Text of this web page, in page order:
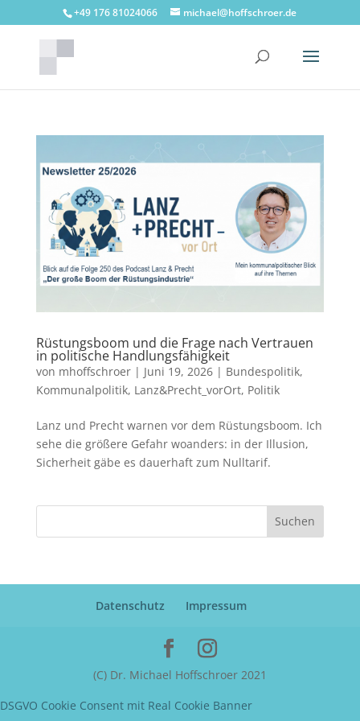
+49 176 81024066 michael@hoffschroer.de
Rüstungsboom und die Frage nach Vertrauen
in politische Handlungsfähigkeit
von mhoffschroer| Juni 19, 2026| Bundespolitik,
Kommunalpolitik, Lanz&Precht_vorOrt, Politik
Lanz und Precht warnen vor dem Rüstungsboom. Ich
sehe die größere Gefahr woanders: in der Illusion,
Sicherheit gäbe es dauerhaft zum Nulltarif.
Suchen
Datenschutz Impressum
(C) Dr. Michael Hoffschroer 2021
DSGVO Cookie Consent mit Real Cookie Banner